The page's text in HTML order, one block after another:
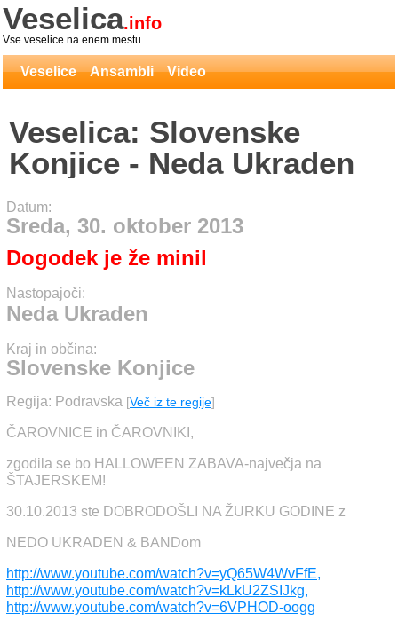
Veselica.info
Vse veselice na enem mestu
Veselice Ansambli Video
Veselica: Slovenske
Konjice - Neda Ukraden
Datum:
Sreda, 30. oktober 2013
Dogodek je že minil
Nastopajoči:
Neda Ukraden
Kraj in občina:
Slovenske Konjice
Regija: Podravska [Več iz te regije]
ČAROVNICE in ČAROVNIKI,
zgodila se bo HALLOWEEN ZABAVA-največja na
ŠTAJERSKEM!
30.10.2013 ste DOBRODOŠLI NA ŽURKU GODINE z
NEDO UKRADEN & BANDom
http://www.youtube.com/watch?v=yQ65W4WvFfE,
http://www.youtube.com/watch?v=kLkU2ZSIJkg,
http://www.youtube.com/watch?v=6VPHOD-oogg